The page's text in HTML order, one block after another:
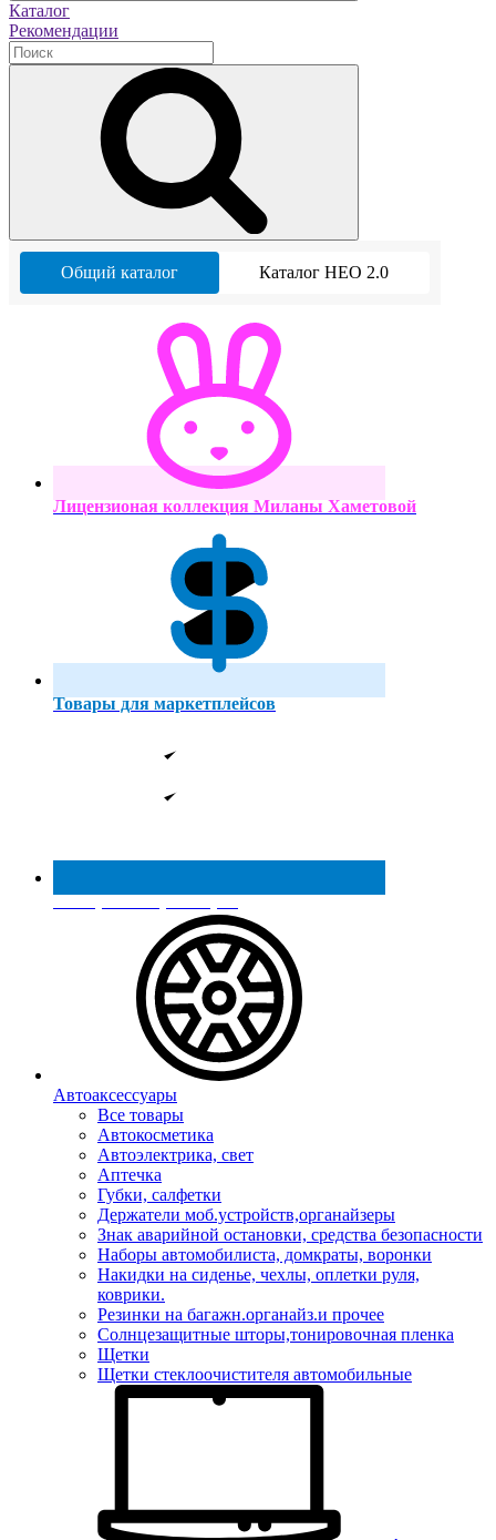
Каталог
Рекомендации
Общий каталог Каталог НЕО 2.0
Лицензионая коллекция Миланы Хаметовой
Товары для маркетплейсов
Реестр МинПромТорга
Автоаксессуары
Все товары
Автокосметика
Автоэлектрика, свет
Аптечка
Губки, салфетки
Держатели моб.устройств,органайзеры
Знак аварийной остановки, средства безопасности
Наборы автомобилиста, домкраты, воронки
Накидки на сиденье, чехлы, оплетки руля,
коврики.
Резинки на багажн.органайз.и прочее
Солнцезащитные шторы,тонировочная пленка
Щетки
Щетки стеклоочистителя автомобильные